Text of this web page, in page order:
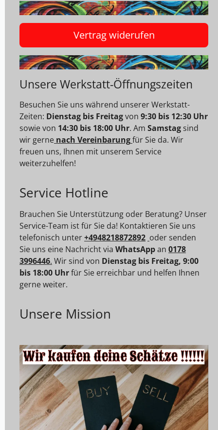
Vertrag widerufen
Unsere Werkstatt-Öffnungszeiten
Besuchen Sie uns während unserer Werkstatt-
Zeiten: Dienstag bis Freitagvon 9:30 bis 12:30 Uhr
sowie von 14:30 bis 18:00 Uhr. Am Samstag sind
wir gerne nach Vereinbarungfür Sie da. Wir
freuen uns, Ihnen mit unserem Service
weiterzuhelfen!
Service Hotline
Brauchen Sie Unterstützung oder Beratung? Unser
Service-Team ist für Sie da! Kontaktieren Sie uns
telefonisch unter+4948218872892 oder senden
Sie uns eine Nachricht via WhatsAppan 0178
3996446. Wir sind von Dienstag bis Freitag, 9:00
bis 18:00 Uhrfür Sie erreichbar und helfen Ihnen
gerne weiter.
Unsere Mission